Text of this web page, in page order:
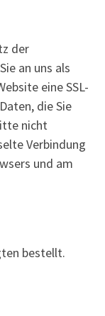
der
an uns als
eine SSL-
die Sie
nicht
Verbindung
und am
bestellt.